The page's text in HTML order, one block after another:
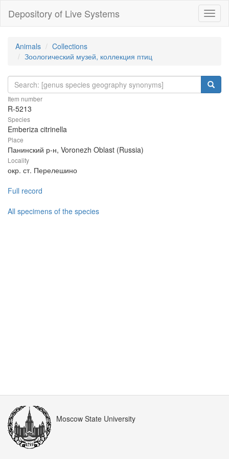
Depository of Live Systems
Animals
Collections
Зоологический музей, коллекция птиц
Item number
R-5213
Species
Emberiza citrinella
Place
Панинский р-н, Voronezh Oblast (Russia)
Locality
окр. ст. Перелешино
Full record
All specimens of the species
Moscow State University